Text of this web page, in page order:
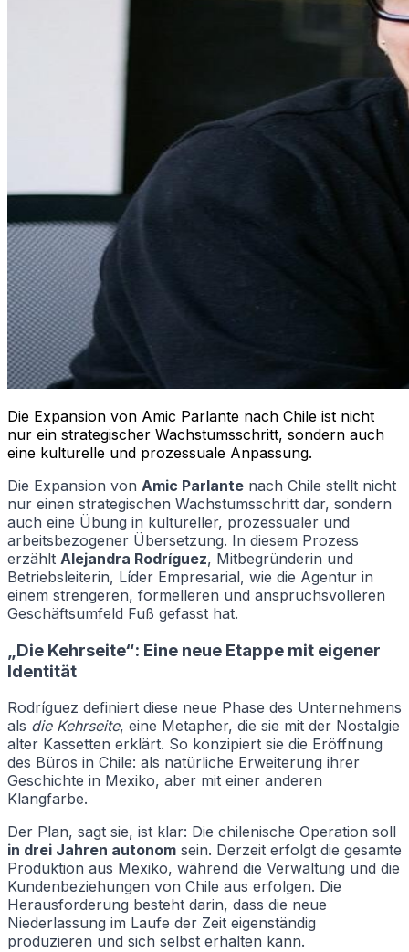
Die Expansion von Amic Parlante nach Chile ist nicht
nur ein strategischer Wachstumsschritt, sondern auch
eine kulturelle und prozessuale Anpassung.
Die Expansion von Amic Parlante nach Chile stellt nicht
nur einen strategischen Wachstumsschritt dar, sondern
auch eine Übung in kultureller, prozessualer und
arbeitsbezogener Übersetzung. In diesem Prozess
erzählt Alejandra Rodríguez, Mitbegründerin und
Betriebsleiterin, Líder Empresarial, wie die Agentur in
einem strengeren, formelleren und anspruchsvolleren
Geschäftsumfeld Fuß gefasst hat.
„Die Kehrseite“: Eine neue Etappe mit eigener
Identität
Rodríguez definiert diese neue Phase des Unternehmens
als die Kehrseite, eine Metapher, die sie mit der Nostalgie
alter Kassetten erklärt. So konzipiert sie die Eröffnung
des Büros in Chile: als natürliche Erweiterung ihrer
Geschichte in Mexiko, aber mit einer anderen
Klangfarbe.
Der Plan, sagt sie, ist klar: Die chilenische Operation soll
in drei Jahren autonom sein. Derzeit erfolgt die gesamte
Produktion aus Mexiko, während die Verwaltung und die
Kundenbeziehungen von Chile aus erfolgen. Die
Herausforderung besteht darin, dass die neue
Niederlassung im Laufe der Zeit eigenständig
produzieren und sich selbst erhalten kann.